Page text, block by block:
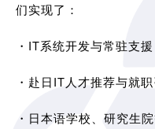
们实现了：
・IT系统开发与常驻支援
・赴日IT人才推荐与就
・日本语学校、研究生